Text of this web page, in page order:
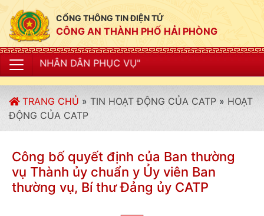
CỔNG THÔNG TIN ĐIỆN TỬ
CÔNG AN THÀNH PHỐ HẢI PHÒNG
VỤ"
TRANG CHỦ » TIN HOẠT ĐỘNG CỦA CATP » HOẠT
ĐỘNG CỦA CATP
Công bố quyết định của Ban thường
vụ Thành ủy chuẩn y Ủy viên Ban
thường vụ, Bí thư Đảng ủy CATP